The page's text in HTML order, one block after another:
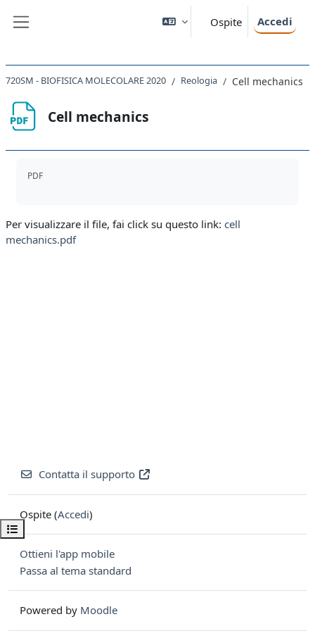
Ospite Accedi
Apri indice del corso
720SM - BIOFISICA MOLECOLARE 2020 Reologia Cell mechanics
Cell mechanics
PDF
Per visualizzare il file, fai click su questo link: cell
mechanics.pdf
Contatta il supporto
Ospite (Accedi)
Ottieni l'app mobile
Passa al tema standard
Powered by Moodle